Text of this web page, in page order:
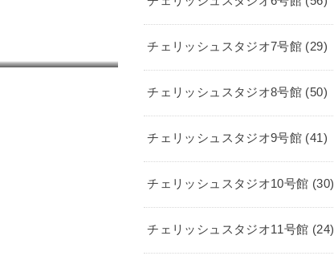
チェリッシュスタジオ7号館 (29)
チェリッシュスタジオ8号館 (50)
チェリッシュスタジオ9号館 (41)
チェリッシュスタジオ10号館 (30)
チェリッシュスタジオ11号館 (24)